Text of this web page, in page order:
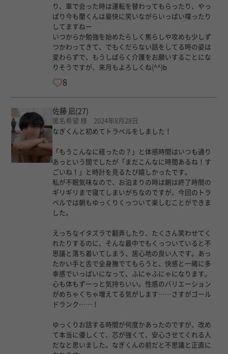
り、車で会った時は運転を替わってもらったり、やっ
ぱり今も蘭くんは豪快に笑いながらいっぱい喋ったり
してますねー
いつからか勉強を始めたらしく焦らしや攻めも少しず
つかわってきて、でもくだらない話をしてる時の姿は
変わらずで、もうしばらく介護をお願いすることにな
りそうですが、来月もよろしくね(^^)b
8
佐藤 凪 (27)
匿名希望 様 2024年8月28日
なぎくんと初めてトラベルをしました！
「もうこんなに経ったの？」と体感時間はいつも通り
あっという間でしたが「まだこんなに時間あるね！す
ごいね！」と時計を見るたび嬉しかったです。
私が不眠気味なので、お泊まりの時は朝は終了時間の
ギリギリまで寝てしまいがちなのですが、今回のトラ
ベルでは朝もゆっくりくっついて楽しむことができま
した。
えっちなイタズラで翻弄したり、たくさん笑わせてく
れたりするのに、そんな最中でもくっついていると不
思議と落ち着いてしまう、居心地の良い人です。あっ
たかい手と舌で全身撫でてもらうと、快感と一緒に多
幸感でいっぱいになって、ふにゃふにゃになります。
心も体もずーっと気持ちいい。性感のバリエーション
がめちゃくちゃ増えてる気がします……さすがゴール
ドランク……！
ゆっくりお話する時間が何度かあったのですが、改め
て本当に優しくて、芯が強くて、安心させてくれる人
だなと思いました。なぎくんの前だと不思議と正直に